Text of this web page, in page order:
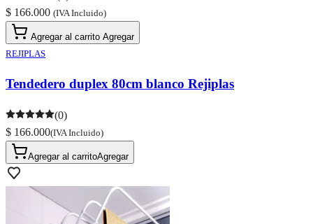
$ 166.000 (IVA Incluido)
Agregar al carrito Agregar
REJIPLAS
Tendedero duplex 80cm blanco Rejiplas
(0)
$ 166.000(IVA Incluido)
Agregar al carritoAgregar